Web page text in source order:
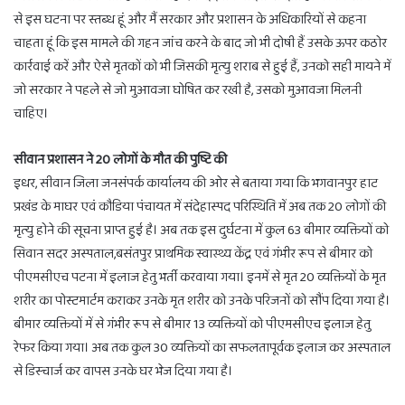
से इस घटना पर स्तब्ध हूं और मैं सरकार और प्रशासन के अधिकारियों से कहना
चाहता हूं कि इस मामले की गहन जांच करने के बाद जो भी दोषी हैं उसके ऊपर कठोर
कार्रवाई करें और ऐसे मृतकों को भी जिसकी मृत्यु शराब से हुई हैं, उनको सही मायने में
जो सरकार ने पहले से जो मुआवजा घोषित कर रखी है, उसको मुआवजा मिलनी
चाहिए।
सीवान प्रशासन ने 20 लोगों के मौत की पुष्टि की
इधर, सीवान जिला जनसंपर्क कार्यालय की ओर से बताया गया कि भगवानपुर हाट
प्रखंड के माघर एवं कौडिया पंचायत में संदेहास्पद परिस्थिति में अब तक 20 लोगों की
मृत्यु होने की सूचना प्राप्त हुई है। अब तक इस दुर्घटना में कुल 63 बीमार व्यक्तियों को
सिवान सदर अस्पताल,बसंतपुर प्राथमिक स्वास्थ्य केंद्र एवं गंभीर रूप से बीमार को
पीएमसीएच पटना में इलाज हेतु भर्ती करवाया गया। इनमें से मृत 20 व्यक्तियों के मृत
शरीर का पोस्टमार्टम कराकर उनके मृत शरीर को उनके परिजनों को सौंप दिया गया है।
बीमार व्यक्तियों में से गंभीर रूप से बीमार 13 व्यक्तियों को पीएमसीएच इलाज हेतु
रेफर किया गया। अब तक कुल 30 व्यक्तियों का सफलतापूर्वक इलाज कर अस्पताल
से डिस्चार्ज कर वापस उनके घर भेज दिया गया है।